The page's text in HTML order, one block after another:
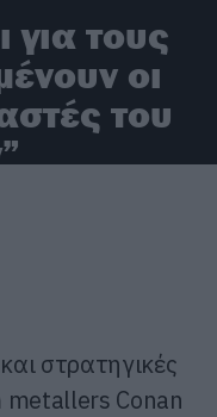
για τους
οι
του
στρατηγικές
metallers Conan